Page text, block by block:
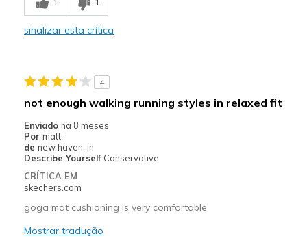
Melhores utilizações
Casual Wear
Sizing
View On Shoes
Shoes are for Wearing
sinalizar esta crítica
4
not enough walking running styles in relaxed fit
Enviado há 8 meses
Por matt
de new haven, in
Describe Yourself Conservative
CRÍTICA EM
skechers.com
goga mat cushioning is very comfortable
Mostrar tradução